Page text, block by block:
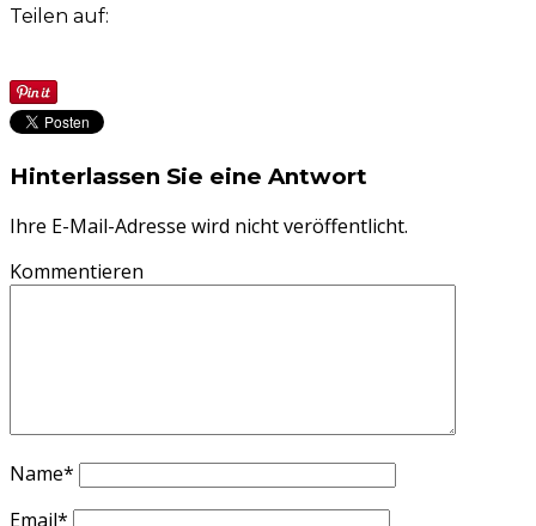
Teilen auf:
Hinterlassen Sie eine Antwort
Ihre E-Mail-Adresse wird nicht veröffentlicht.
Kommentieren
Name*
Email*